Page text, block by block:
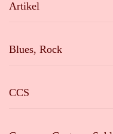
Artikel
Blues, Rock
CCS